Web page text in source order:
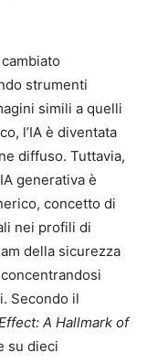
strumenti
simili a quelli
l’IA è diventata
diffuso. Tuttavia,
generativa è
concetto di
nei profili di
della sicurezza
Secondo il
A Hallmark of
su dieci